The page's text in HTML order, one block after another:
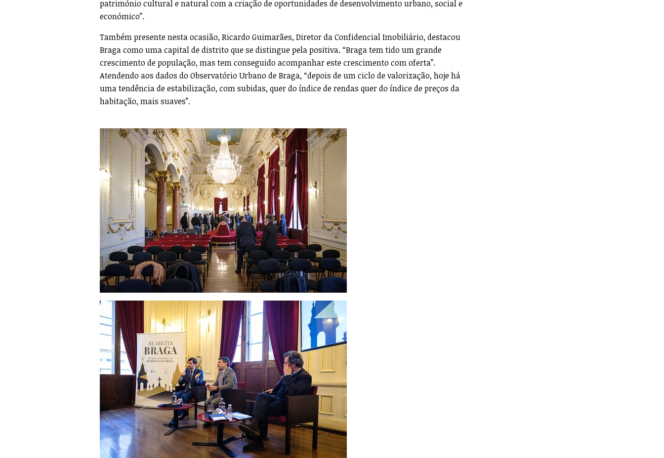
património cultural e natural com a criação de oportunidades de desenvolvimento urbano, social e
económico”.
Também presente nesta ocasião, Ricardo Guimarães, Diretor da Confidencial Imobiliário, destacou
Braga como uma capital de distrito que se distingue pela positiva. “Braga tem tido um grande
crescimento de população, mas tem conseguido acompanhar este crescimento com oferta”.
Atendendo aos dados do Observatório Urbano de Braga, “depois de um ciclo de valorização, hoje há
uma tendência de estabilização, com subidas, quer do índice de rendas quer do índice de preços da
habitação, mais suaves”.